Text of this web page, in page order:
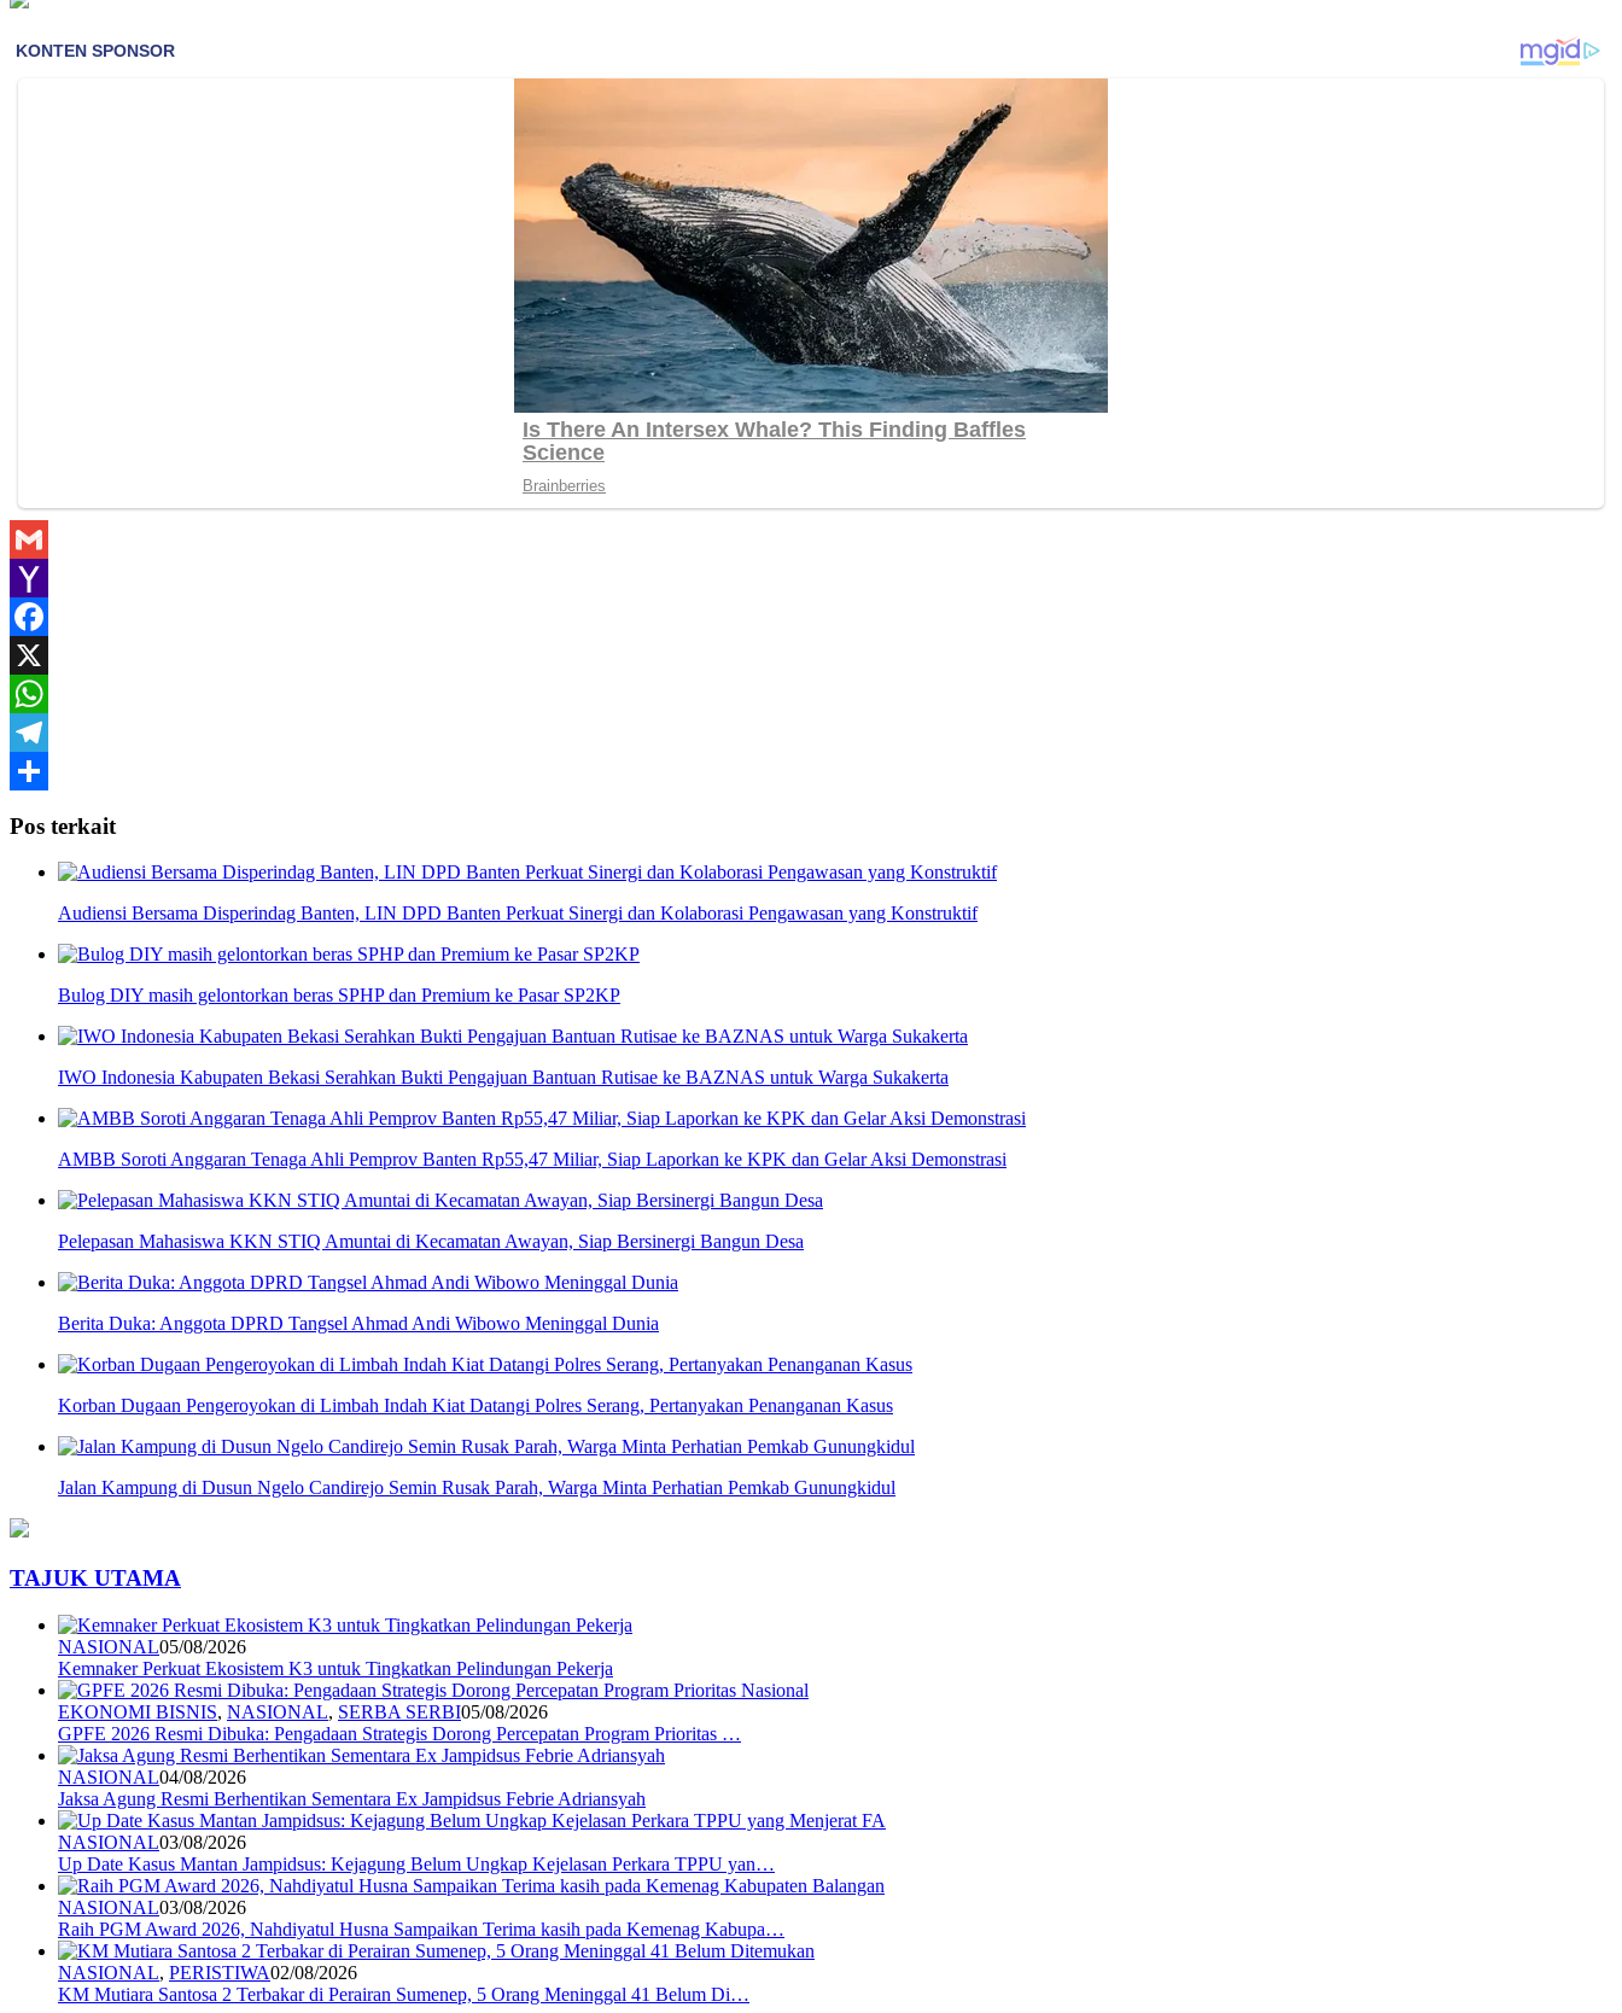
Gmail
Yahoo
Mail
Facebook
X
WhatsApp
Telegram
Pos terkait
Audiensi Bersama Disperindag Banten, LIN DPD Banten Perkuat Sinergi dan Kolaborasi Pengawasan yang Konstruktif
Bulog DIY masih gelontorkan beras SPHP dan Premium ke Pasar SP2KP
IWO Indonesia Kabupaten Bekasi Serahkan Bukti Pengajuan Bantuan Rutisae ke BAZNAS untuk Warga Sukakerta
AMBB Soroti Anggaran Tenaga Ahli Pemprov Banten Rp55,47 Miliar, Siap Laporkan ke KPK dan Gelar Aksi Demonstrasi
Pelepasan Mahasiswa KKN STIQ Amuntai di Kecamatan Awayan, Siap Bersinergi Bangun Desa
Berita Duka: Anggota DPRD Tangsel Ahmad Andi Wibowo Meninggal Dunia
Korban Dugaan Pengeroyokan di Limbah Indah Kiat Datangi Polres Serang, Pertanyakan Penanganan Kasus
Jalan Kampung di Dusun Ngelo Candirejo Semin Rusak Parah, Warga Minta Perhatian Pemkab Gunungkidul
TAJUK UTAMA
NASIONAL05/08/2026
Kemnaker Perkuat Ekosistem K3 untuk Tingkatkan Pelindungan Pekerja
EKONOMI BISNIS, NASIONAL, SERBA SERBI05/08/2026
GPFE 2026 Resmi Dibuka: Pengadaan Strategis Dorong Percepatan Program Prioritas …
NASIONAL04/08/2026
Jaksa Agung Resmi Berhentikan Sementara Ex Jampidsus Febrie Adriansyah
NASIONAL03/08/2026
Up Date Kasus Mantan Jampidsus: Kejagung Belum Ungkap Kejelasan Perkara TPPU yan…
NASIONAL03/08/2026
Raih PGM Award 2026, Nahdiyatul Husna Sampaikan Terima kasih pada Kemenag Kabupa…
NASIONAL, PERISTIWA02/08/2026
KM Mutiara Santosa 2 Terbakar di Perairan Sumenep, 5 Orang Meninggal 41 Belum Di…